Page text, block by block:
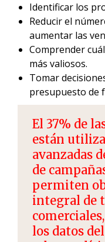
Identificar los
Reducir el
aumentar las
Comprender
más valiosos.
Tomar
presupuesto de
El 37% de
están
avanzadas
de
permiten
integral de
los datos